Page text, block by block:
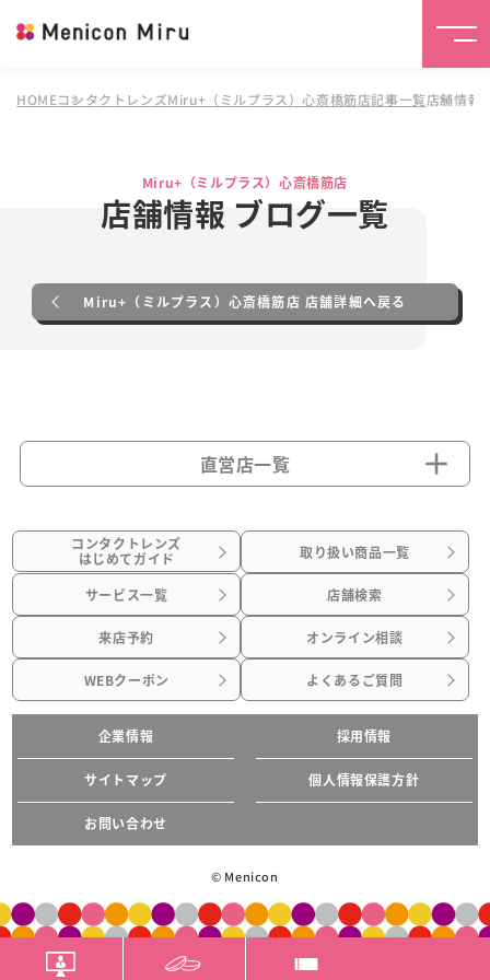
HOMEコンタクトレンズMiru+（ミルプラス）心斎橋筋店記事一覧店舗情報
Miru+（ミルプラス）心斎橋筋店
店舗情報 ブログ一覧
Miru+（ミルプラス）心斎橋筋店 店舗詳細へ戻る
直営店一覧
コンタクトレンズ
はじめてガイド 取り扱い商品一覧
サービス一覧 店舗検索
来店予約 オンライン相談
WEBクーポン よくあるご質問
企業情報 採用情報
サイトマップ 個人情報保護方針
お問い合わせ
© Menicon